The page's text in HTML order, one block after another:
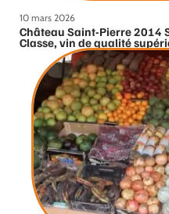
10 mars 2026
Château Saint-Pierre 2014
Classe, vin de qualité